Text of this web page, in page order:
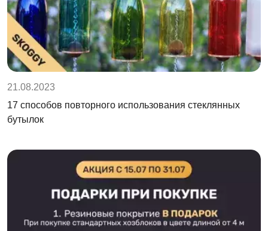
21.08.2023
17 способов повторного использования стеклянных
бутылок